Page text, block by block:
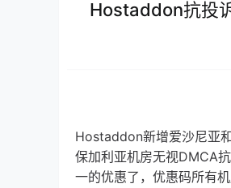
Hostaddon抗投
Hostaddon新增爱沙尼亚
保加利亚机房无视DMCA
一的优惠了，优惠码所有